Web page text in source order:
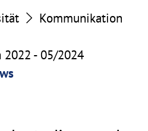
Kommunikation
2022 - 05/2024